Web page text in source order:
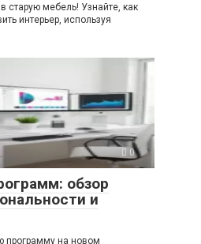
старую мебель! Узнайте, как
интерьер, используя
0
обзор
и
программу на новом